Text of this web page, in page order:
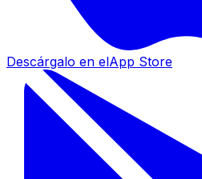
Descárgalo en elApp Store